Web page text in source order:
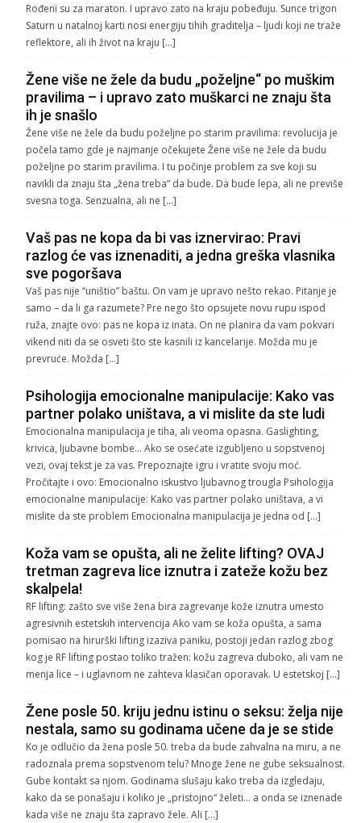
Rođeni su za maraton. I upravo zato na kraju pobeđuju. Sunce trigon
Saturn u natalnoj karti nosi energiju tihih graditelja – ljudi koji ne traže
reflektore, ali ih život na kraju […]
Žene više ne žele da budu „poželjne“ po muškim
pravilima – i upravo zato muškarci ne znaju šta
ih je snašlo
Žene više ne žele da budu poželjne po starim pravilima: revolucija je
počela tamo gde je najmanje očekujete Žene više ne žele da budu
poželjne po starim pravilima. I tu počinje problem za sve koji su
navikli da znaju šta „žena treba“ da bude. Da bude lepa, ali ne previše
svesna toga. Senzualna, ali ne […]
Vaš pas ne kopa da bi vas iznervirao: Pravi
razlog će vas iznenaditi, a jedna greška vlasnika
sve pogoršava
Vaš pas nije “uništio” baštu. On vam je upravo nešto rekao. Pitanje je
samo – da li ga razumete? Pre nego što opsujete novu rupu ispod
ruža, znajte ovo: pas ne kopa iz inata. On ne planira da vam pokvari
vikend niti da se osveti što ste kasnili iz kancelarije. Možda mu je
prevruće. Možda […]
Psihologija emocionalne manipulacije: Kako vas
partner polako uništava, a vi mislite da ste ludi
Emocionalna manipulacija je tiha, ali veoma opasna. Gaslighting,
krivica, ljubavne bombe… Ako se osećate izgubljeno u sopstvenoj
vezi, ovaj tekst je za vas. Prepoznajte igru i vratite svoju moć.
Pročitajte i ovo: Emocionalno iskustvo ljubavnog trougla Psihologija
emocionalne manipulacije: Kako vas partner polako uništava, a vi
mislite da ste problem Emocionalna manipulacija je jedna od […]
Koža vam se opušta, ali ne želite lifting? OVAJ
tretman zagreva lice iznutra i zateže kožu bez
skalpela!
RF lifting: zašto sve više žena bira zagrevanje kože iznutra umesto
agresivnih estetskih intervencija Ako vam se koža opušta, a sama
pomisao na hirurški lifting izaziva paniku, postoji jedan razlog zbog
kog je RF lifting postao toliko tražen: kožu zagreva duboko, ali vam ne
menja lice – i uglavnom ne zahteva klasičan oporavak. U estetskoj […]
Žene posle 50. kriju jednu istinu o seksu: želja nije
nestala, samo su godinama učene da je se stide
Ko je odlučio da žena posle 50. treba da bude zahvalna na miru, a ne
radoznala prema sopstvenom telu? Mnoge žene ne gube seksualnost.
Gube kontakt sa njom. Godinama slušaju kako treba da izgledaju,
kako da se ponašaju i koliko je „pristojno“ želeti… a onda se iznenade
kada više ne znaju šta zapravo žele. Ali […]